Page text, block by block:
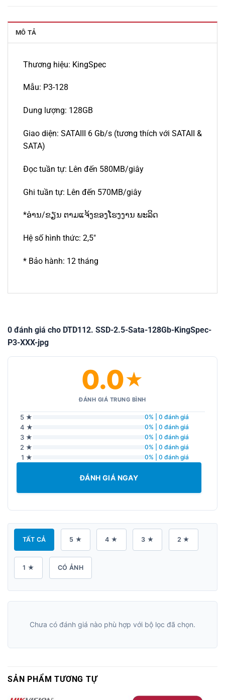
MÔ TẢ
Thương hiệu: KingSpec
Mẫu: P3-128
Dung lượng: 128GB
Giao diện: SATAIII 6 Gb/s (tương thích với SATAII &
SATA)
Đọc tuần tự: Lên đến 580MB/giây
Ghi tuần tự: Lên đến 570MB/giây
*ອ່ານ/ຂຽນ ຕາມແຈ້ງຂອງໂຮງງານ ພະລິດ
Hệ số hình thức: 2,5″
* Bảo hành: 12 tháng
0 đánh giá cho DTD112. SSD-2.5-Sata-128Gb-KingSpec-
P3-XXX-jpg
0.0★
ĐÁNH GIÁ TRUNG BÌNH
5 ★ 0% | 0 đánh giá
4 ★ 0% | 0 đánh giá
3 ★ 0% | 0 đánh giá
2 ★ 0% | 0 đánh giá
1 ★ 0% | 0 đánh giá
ĐÁNH GIÁ NGAY
TẤT CẢ 5 ★ 4 ★ 3 ★ 2 ★
1 ★ CÓ ẢNH
Chưa có đánh giá nào phù hợp với bộ lọc đã chọn.
SẢN PHẨM TƯƠNG TỰ